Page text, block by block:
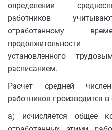
определении
работников
отработанному
установленного
расписанием.
Расчет средней
работников производится
а) исчисляется общее